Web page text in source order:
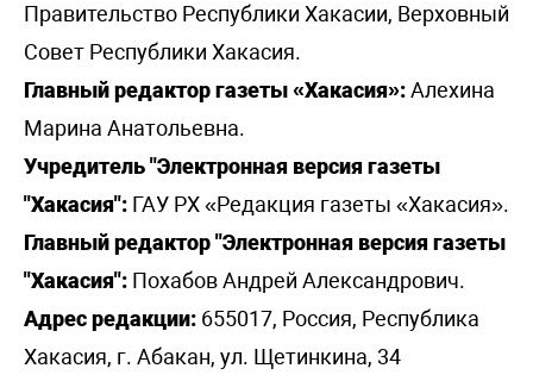
Правительство Республики Хакасии, Верховный
Совет Республики Хакасия.
Главный редактор газеты «Хакасия»:Алехина
Марина Анатольевна.
Учредитель "Электронная версия газеты
"Хакасия": ГАУ РХ «Редакция газеты «Хакасия».
Главный редактор "Электронная версия газеты
"Хакасия": Похабов Андрей Александрович.
Адрес редакции: 655017, Россия, Республика
Хакасия, г. Абакан, ул. Щетинкина, 34